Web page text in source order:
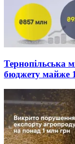
Тернопільська
бюджету майже